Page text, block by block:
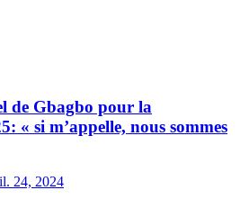
de Gbagbo pour la
« si m’appelle, nous sommes
24, 2024